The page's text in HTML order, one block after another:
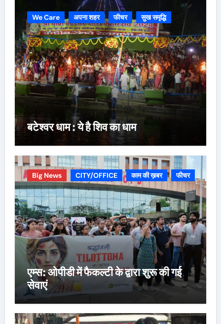
We Care अपना शहर फीचर सुख समृद्धि
बटेश्वर धाम : ये है शिव का धाम
Big News CITY/OFFICE काम की ख़बर फीचर
एम्स: ओपीडी में फैकल्टी के द्वारा शुरू की गई
सेवाएं